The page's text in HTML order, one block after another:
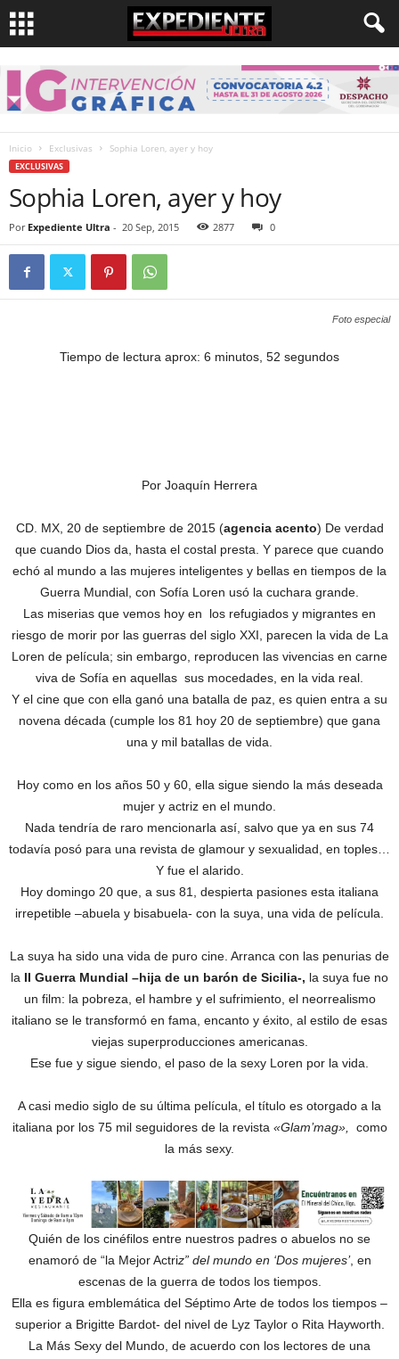
Inicio Exclusivas Sophia Loren, ayer y hoy
EXCLUSIVAS
Sophia Loren, ayer y hoy
Por Expediente Ultra - 20 Sep, 2015 2877 0
Foto especial
Tiempo de lectura aprox: 6 minutos, 52 segundos
Por Joaquín Herrera
CD. MX, 20 de septiembre de 2015 (agencia acento) De verdad
que cuando Dios da, hasta el costal presta. Y parece que cuando
echó al mundo a las mujeres inteligentes y bellas en tiempos de la
Guerra Mundial, con Sofía Loren usó la cuchara grande.
Las miserias que vemos hoy en los refugiados y migrantes en
riesgo de morir por las guerras del siglo XXI, parecen la vida de La
Loren de película; sin embargo, reproducen las vivencias en carne
viva de Sofía en aquellas sus mocedades, en la vida real.
Y el cine que con ella ganó una batalla de paz, es quien entra a su
novena década (cumple los 81 hoy 20 de septiembre) que gana
una y mil batallas de vida.
Hoy como en los años 50 y 60, ella sigue siendo la más deseada
mujer y actriz en el mundo.
Nada tendría de raro mencionarla así, salvo que ya en sus 74
todavía posó para una revista de glamour y sexualidad, en toples…
Y fue el alarido.
Hoy domingo 20 que, a sus 81, despierta pasiones esta italiana
irrepetible –abuela y bisabuela- con la suya, una vida de película.
La suya ha sido una vida de puro cine. Arranca con las penurias de
la II Guerra Mundial –hija de un barón de Sicilia-, la suya fue no
un film: la pobreza, el hambre y el sufrimiento, el neorrealismo
italiano se le transformó en fama, encanto y éxito, al estilo de esas
viejas superproducciones americanas.
Ese fue y sigue siendo, el paso de la sexy Loren por la vida.
A casi medio siglo de su última película, el título es otorgado a la
italiana por los 75 mil seguidores de la revista «Glam’mag»,
como
la más sexy.
Quién de los cinéfilos entre nuestros padres o abuelos no se
enamoró de “la Mejor Actriz” del mundo en ‘Dos mujeres’, en
escenas de la guerra de todos los tiempos.
Ella es figura emblemática del Séptimo Arte de todos los tiempos –
superior a Brigitte Bardot- del nivel de Lyz Taylor o Rita Hayworth.
La Más Sexy del Mundo, de acuerdo con los lectores de una